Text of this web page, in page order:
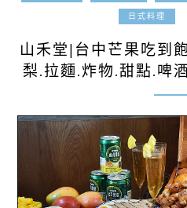
日式料理
山禾堂|台中芒果吃到
梨.拉麵.炸物.甜點.啤